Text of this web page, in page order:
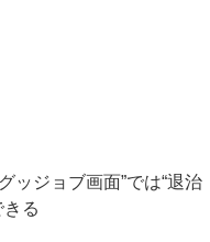
ッジョブ画面”では“退治
る